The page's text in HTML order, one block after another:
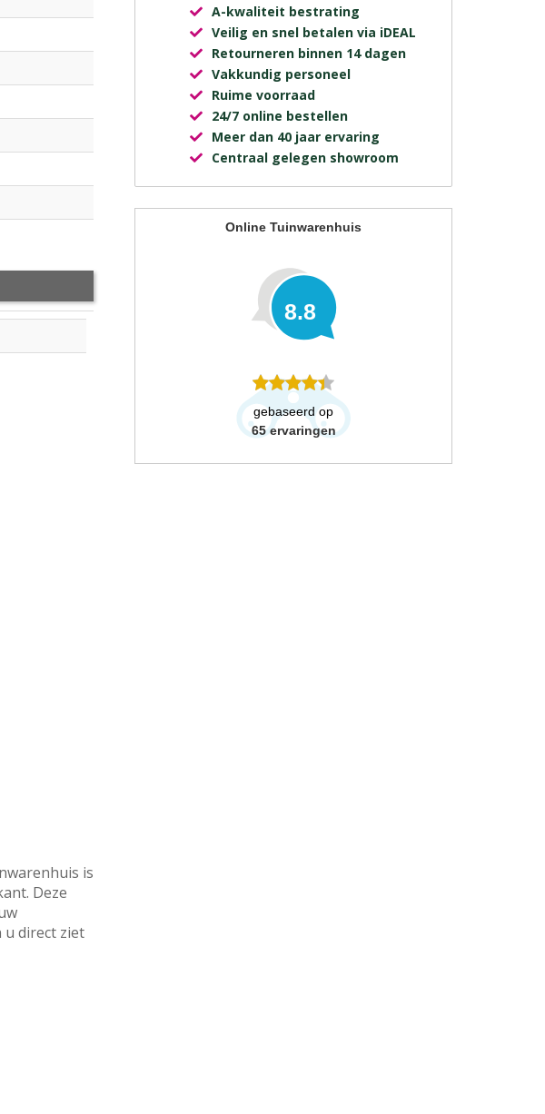
is
Deze
direct ziet
A-kwaliteit bestrating
Veilig en snel betalen via iDEAL
Retourneren binnen 14 dagen
Vakkundig personeel
Ruime voorraad
24/7 online bestellen
Meer dan 40 jaar ervaring
Centraal gelegen showroom
Online Tuinwarenhuis
8.8
gebaseerd op
65 ervaringen